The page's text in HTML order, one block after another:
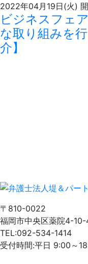
2022年04月19日(火)
ビジネスフェ
な取り組みを
介】
〒810-0022
福岡市中央区薬院4-
TEL:092-534-1414
受付時間:平日 9:00～